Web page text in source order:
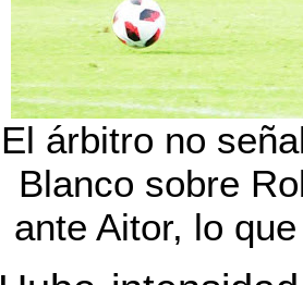
El árbitro no
Blanco sobre
ante Aitor, lo